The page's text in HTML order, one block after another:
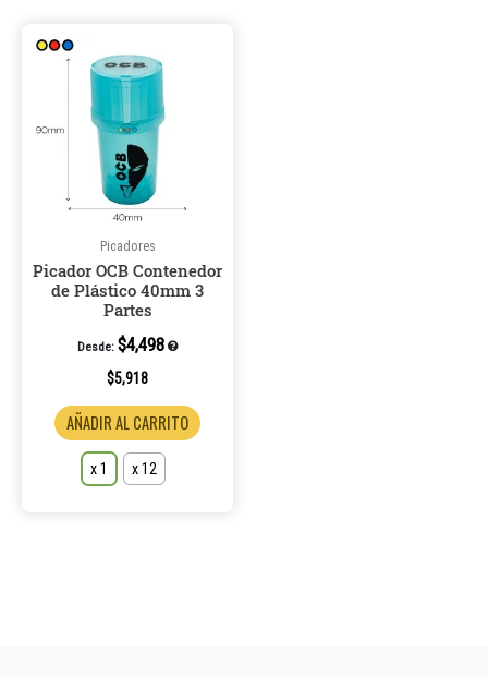
Picadores
Picador OCB Contenedor
de Plástico 40mm 3
Partes
Desde: $4,498
$5,918
AÑADIR AL CARRITO
elegir
en
x 1 x 12